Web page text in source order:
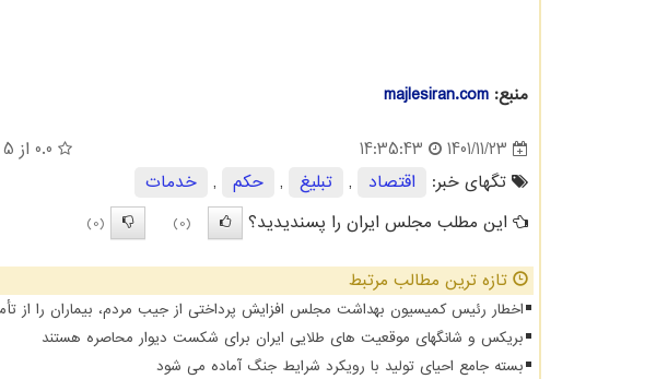
منبع: majlesiran.com
1401/11/23
14:35:43
0.0 از 5
تگهای خبر:
اقتصاد , تبلیغ , حكم ,
خدمات
این مطلب مجلس ایران را پسندیدید؟
(0)
(0)
تازه ترین مطالب مرتبط
اخطار رئیس کمیسیون بهداشت مجلس افزایش پرداختی از جیب مردم، بیماران را از
بریکس و شانگهای موقعیت های طلایی ایران برای شکست دیوار محاصره هستند
بسته جامع احیای تولید با رویکرد شرایط جنگ آماده می شود